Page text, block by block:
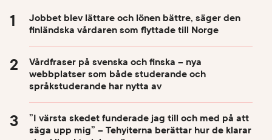
Jobbet blev lättare och lönen bättre, säger den
finländska vårdaren som flyttade till Norge
Vårdfraser på svenska och finska – nya
webbplatser som både studerande och
språkstuderande har nytta av
”I värsta skedet funderade jag till och med på att
säga upp mig” – Tehyiterna berättar hur de klarar